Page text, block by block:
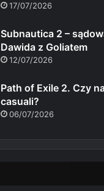
17/07/2026
Subnautica 2 –
Dawida z Goliatem
12/07/2026
Path of Exile 2. Czy
casuali?
06/07/2026